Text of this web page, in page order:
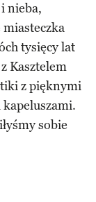
nieba,
miasteczka
tysięcy lat
Kasztelem
z pięknymi
sobie